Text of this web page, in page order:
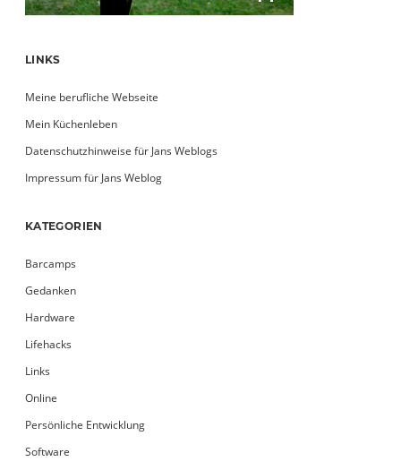
LINKS
Meine berufliche Webseite
Mein Küchenleben
Datenschutzhinweise für Jans Weblogs
Impressum für Jans Weblog
KATEGORIEN
Barcamps
Gedanken
Hardware
Lifehacks
Links
Online
Persönliche Entwicklung
Software